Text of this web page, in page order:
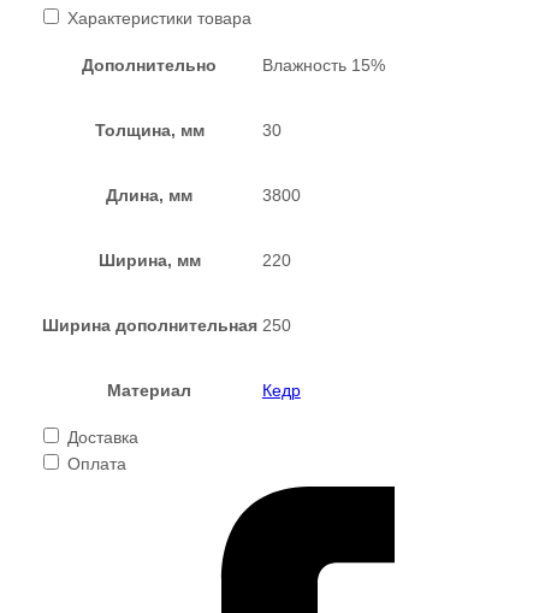
Характеристики товара
Дополнительно Влажность 15%
Толщина, мм 30
Длина, мм 3800
Ширина, мм 220
Ширина дополнительная 250
Материал Кедр
Доставка
Оплата